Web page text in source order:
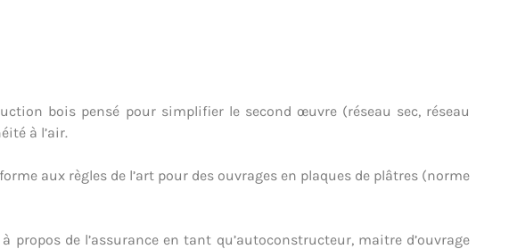
bois pensé pour simplifier le second œuvre (réseau sec, réseau
à l’air.
aux règles de l’art pour des ouvrages en plaques de plâtres (norme
propos de l’assurance en tant qu’autoconstructeur, maitre d’ouvrage